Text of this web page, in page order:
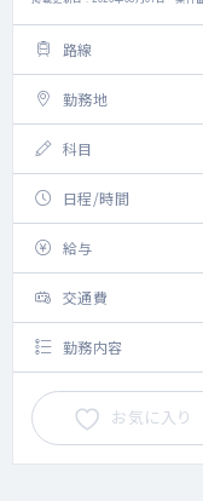
路線
勤務地
科目
日程/時間
給与
交通費
勤務内容
お気に入り